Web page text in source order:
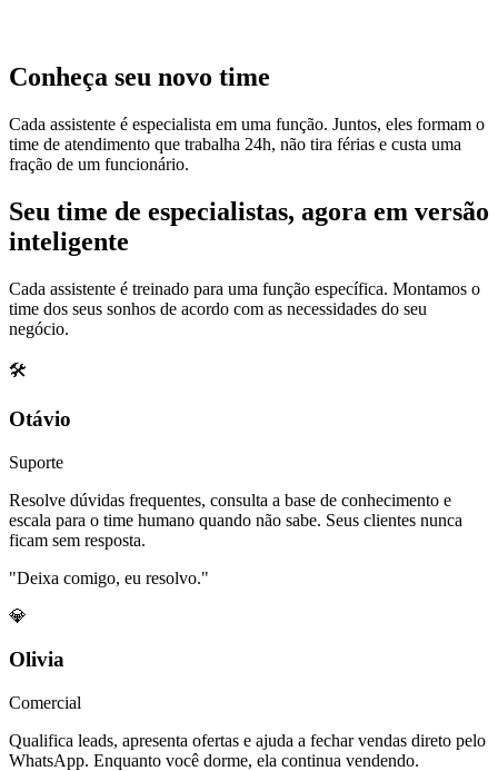
Conheça seu novo time
Cada assistente é especialista em uma função. Juntos, eles formam o
time de atendimento que trabalha 24h, não tira férias e custa uma
fração de um funcionário.
Seu time de especialistas, agora em versão
inteligente
Cada assistente é treinado para uma função específica. Montamos o
time dos seus sonhos de acordo com as necessidades do seu
negócio.
🛠️
Otávio
Suporte
Resolve dúvidas frequentes, consulta a base de conhecimento e
escala para o time humano quando não sabe. Seus clientes nunca
ficam sem resposta.
"Deixa comigo, eu resolvo."
💎
Olivia
Comercial
Qualifica leads, apresenta ofertas e ajuda a fechar vendas direto pelo
WhatsApp. Enquanto você dorme, ela continua vendendo.